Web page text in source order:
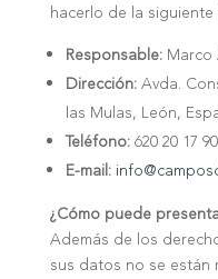
hacerlo de la siguiente
Responsable:Marco
Dirección:Avda.
las Mulas, León,
Teléfono:620 20 17 90
E-mail:
¿Cómo puede
Además de los
sus datos no se